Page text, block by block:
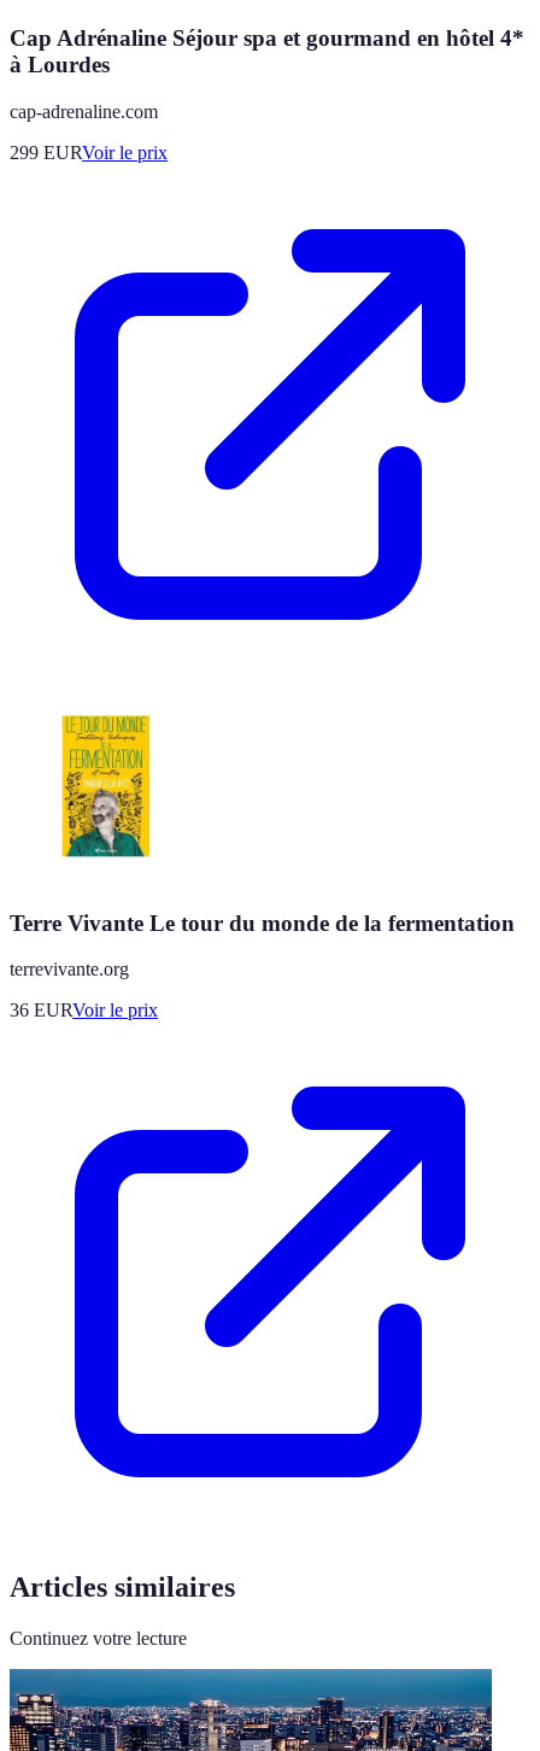
Cap Adrénaline Séjour spa et gourmand en hôtel 4*
à Lourdes
cap-adrenaline.com
299 EURVoir le prix
Terre Vivante Le tour du monde de la fermentation
terrevivante.org
36 EURVoir le prix
Articles similaires
Continuez votre lecture